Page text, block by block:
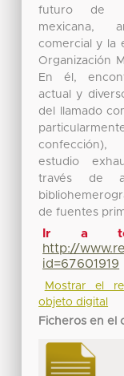
futuro de
mexicana,
comercial y la
Organización
En él,
actual y
del llamado
estudio
través de
de fuentes
Ir a
http://
id=67601919
Mostrar el
objeto digital
Ficheros en el